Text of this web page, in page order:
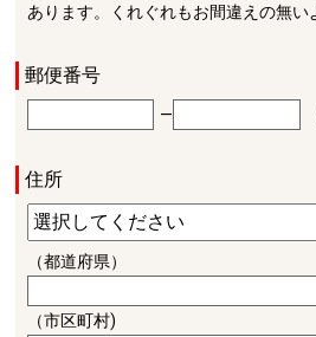
あります。くれぐれもお間違えの無い
郵便番号
―
住所
（都道府県）
（市区町村)